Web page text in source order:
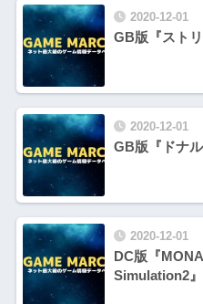
2020-12-01
GB版『スト
2020-12-01
GB版『ドナ
2020-12-01
DC版『
Simulation2』